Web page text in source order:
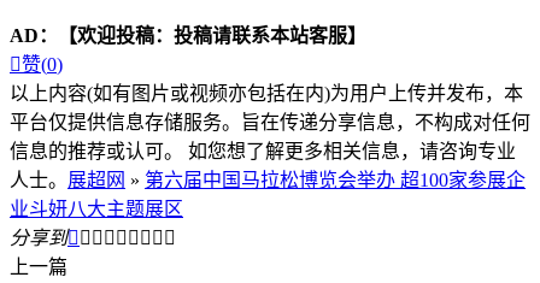
AD：
【欢迎投稿：投稿请联系本站客服】
赞(0)
以上内容(如有图片或视频亦包括在内)为用户上传并发布，本
平台仅提供信息存储服务。旨在传递分享信息，不构成对任何
信息的推荐或认可。 如您想了解更多相关信息，请咨询专业
人士。 展超网 » 第六届中国马拉松博览会举办 超100家参展企
业斗妍八大主题展区
分享到        
上一篇